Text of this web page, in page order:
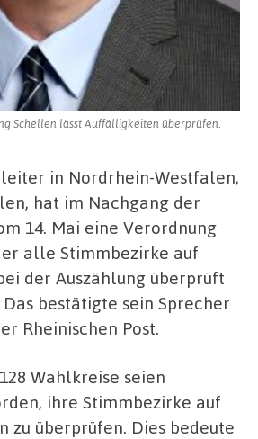
Schellen lässt Auffälligkeiten überprüfen.
in Nordrhein-Westfalen,
hat im Nachgang der
14. Mai eine Verordnung
alle Stimmbezirke auf
der Auszählung überprüft
bestätigte sein Sprecher
Rheinischen Post.
Wahlkreise seien
ihre Stimmbezirke auf
zu überprüfen. Dies bedeute